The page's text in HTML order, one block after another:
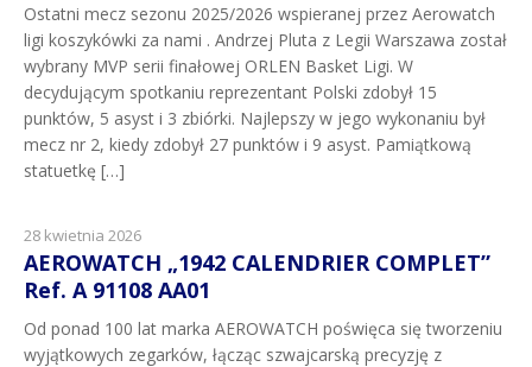
Ostatni mecz sezonu 2025/2026 wspieranej przez Aerowatch
ligi koszykówki za nami . Andrzej Pluta z Legii Warszawa został
wybrany MVP serii finałowej ORLEN Basket Ligi. W
decydującym spotkaniu reprezentant Polski zdobył 15
punktów, 5 asyst i 3 zbiórki. Najlepszy w jego wykonaniu był
mecz nr 2, kiedy zdobył 27 punktów i 9 asyst. Pamiątkową
statuetkę […]
28 kwietnia 2026
AEROWATCH „1942 CALENDRIER COMPLET”
Ref. A 91108 AA01
Od ponad 100 lat marka AEROWATCH poświęca się tworzeniu
wyjątkowych zegarków, łącząc szwajcarską precyzję z